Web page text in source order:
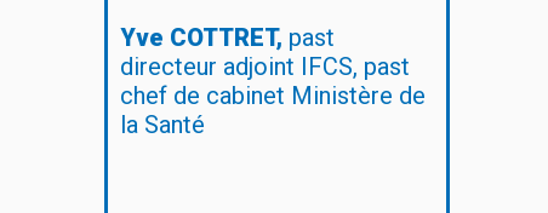
Yve COTTRET, past
directeur adjoint IFCS, past
chef de cabinet Ministère de
la Santé